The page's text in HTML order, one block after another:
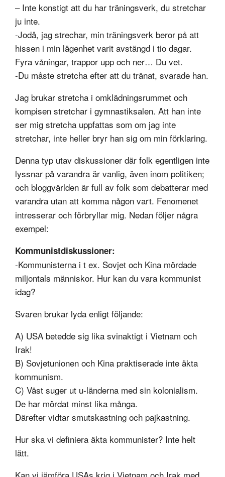
– Inte konstigt att du har träningsverk, du stretchar
ju inte.
-Jodå, jag strechar, min träningsverk beror på att
hissen i min lägenhet varit avstängd i tio dagar.
Fyra våningar, trappor upp och ner… Du vet.
-Du måste stretcha efter att du tränat, svarade han.
Jag brukar stretcha i omklädningsrummet och
kompisen stretchar i gymnastiksalen. Att han inte
ser mig stretcha uppfattas som om jag inte
stretchar, inte heller bryr han sig om min förklaring.
Denna typ utav diskussioner där folk egentligen inte
lyssnar på varandra är vanlig, även inom politiken;
och bloggvärlden är full av folk som debatterar med
varandra utan att komma någon vart. Fenomenet
intresserar och förbryllar mig. Nedan följer några
exempel:
Kommunistdiskussioner:
-Kommunisterna i t ex. Sovjet och Kina mördade
miljontals människor. Hur kan du vara kommunist
idag?
Svaren brukar lyda enligt följande:
A) USA betedde sig lika svinaktigt i Vietnam och
Irak!
B) Sovjetunionen och Kina praktiserade inte äkta
kommunism.
C) Väst suger ut u-länderna med sin kolonialism.
De har mördat minst lika många.
Därefter vidtar smutskastning och pajkastning.
Hur ska vi definiera äkta kommunister? Inte helt
lätt.